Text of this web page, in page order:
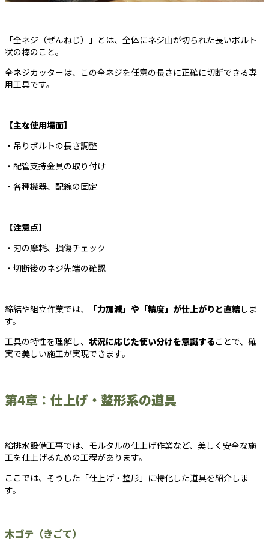
「全ネジ（ぜんねじ）」とは、全体にネジ山が切られた長いボルト
状の棒のこと。
全ネジカッターは、この全ネジを任意の長さに正確に切断できる専
用工具です。
【主な使用場面】
・吊りボルトの長さ調整
・配管支持金具の取り付け
・各種機器、配線の固定
【注意点】
・刃の摩耗、損傷チェック
・切断後のネジ先端の確認
締結や組立作業では、 「力加減」や「精度」が仕上がりと直結しま
す。
工具の特性を理解し、 状況に応じた使い分けを意識することで、確
実で美しい施工が実現できます。
第4章：仕上げ・整形系の道具
給排水設備工事では、モルタルの仕上げ作業など、美しく安全な施
工を仕上げるための工程があります。
ここでは、そうした「仕上げ・整形」に特化した道具を紹介しま
す。
木ゴテ（きごて）